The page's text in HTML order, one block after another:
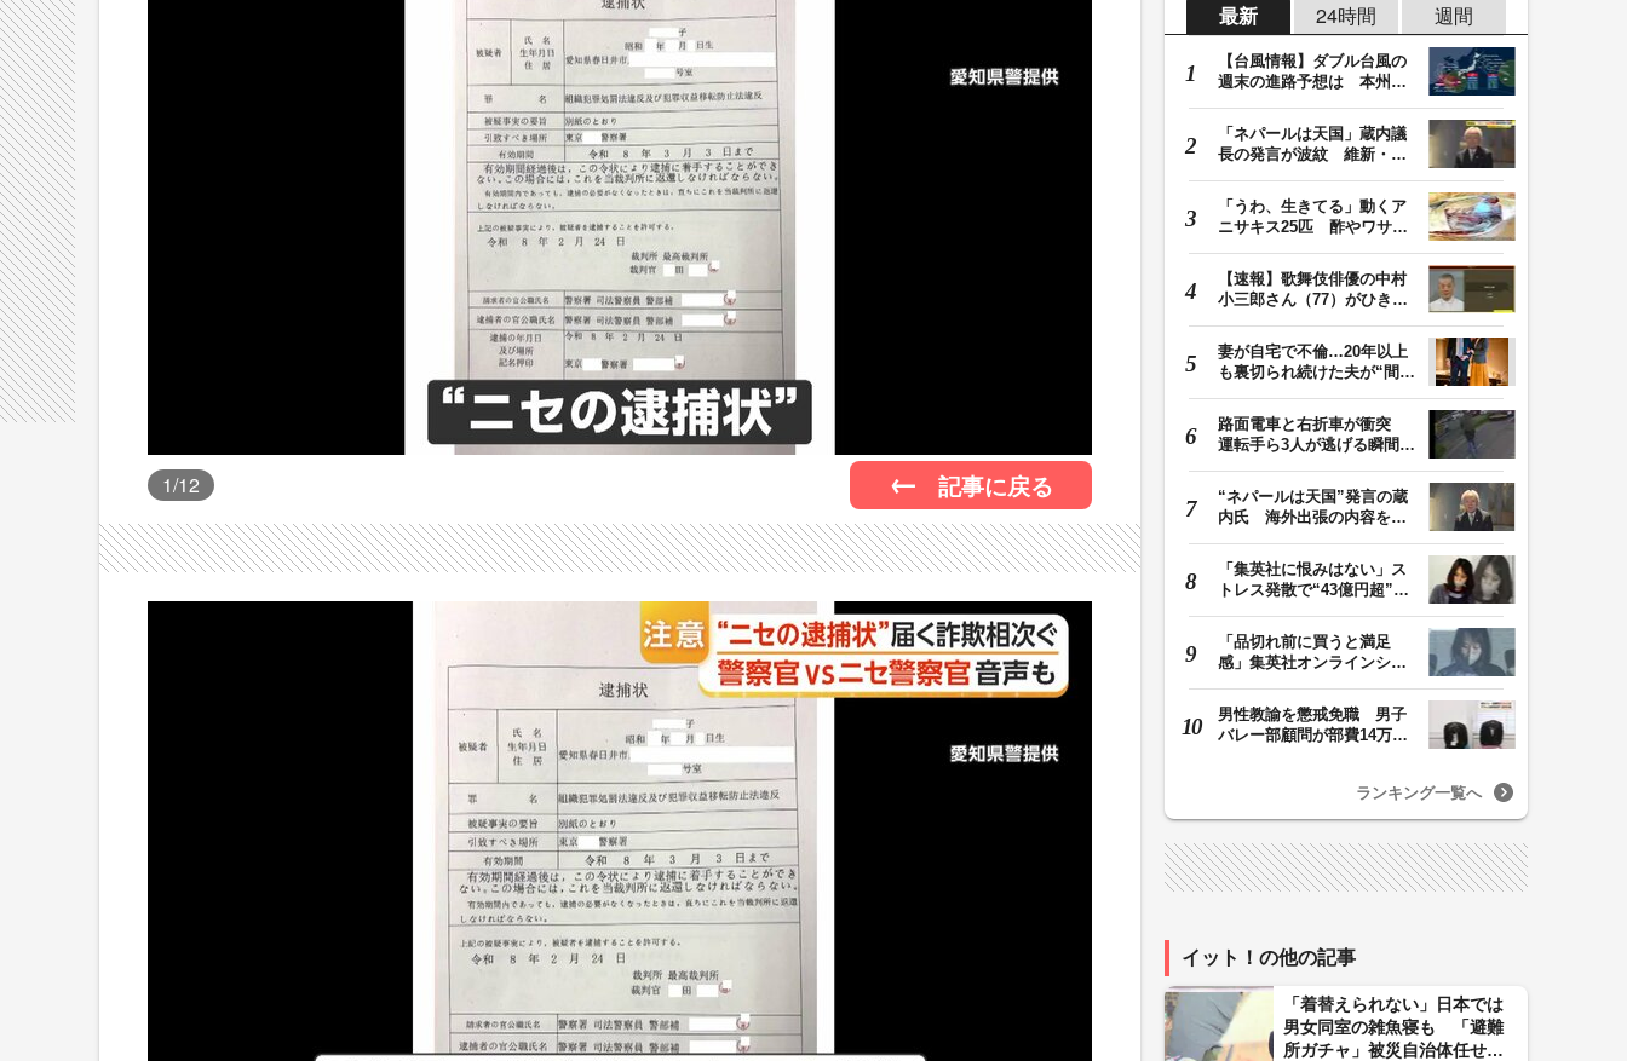
1/12 記事に戻る
最新 24時間 週間
【台風情報】ダブル台風の
週末の進路予想は 本州は
「ネパールは天国」蔵内議
長の発言が波紋 維新・吉
「うわ、生きてる」動くア
ニサキス25匹 酢やワサビ
【速報】歌舞伎俳優の中村
小三郎さん（77）がひき逃
妻が自宅で不倫…20年以上
も裏切られ続けた夫が“間
路面電車と右折車が衝突
運転手ら3人が逃げる瞬間
“ネパールは天国”発言の蔵
内氏 海外出張の内容を説
「集英社に恨みはない」ス
トレス発散で“43億円超”の
「品切れ前に買うと満足
感」集英社オンラインショ
男性教諭を懲戒免職 男子
バレー部顧問が部費14万円
ランキング一覧へ
イット！の他の記事
「着替えられない」日本では
男女同室の雑魚寝も 「避難
所ガチャ」被災自治体任せの